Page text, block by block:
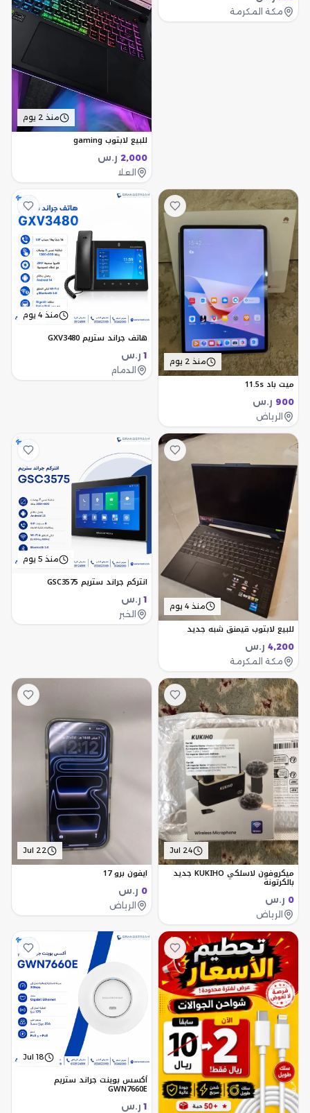
مكة المكرمة
منذ 2 يوم
للبيع لابتوب gaming
2,000 ر.س
العلا
منذ 2 يوم
ميت باد 11.5s
900 ر.س
الرياض
منذ 4 يوم
هاتف جراند ستريم GXV3480
1 ر.س
الدمام
منذ 4 يوم
للبيع لابتوب قيمنق شبه جديد
4,200 ر.س
مكة المكرمة
منذ 5 يوم
انتركم جراند ستريم GSC3575
1 ر.س
الخبر
Jul 24
ميكروفون لاسلكي KUKIHO جديد
بالكرتونة
0 ر.س
الرياض
Jul 22
ايفون برو 17
0 ر.س
الرياض
Jul 18
أكسس بوينت جراند ستريم
GWN7660E
1 ر.س